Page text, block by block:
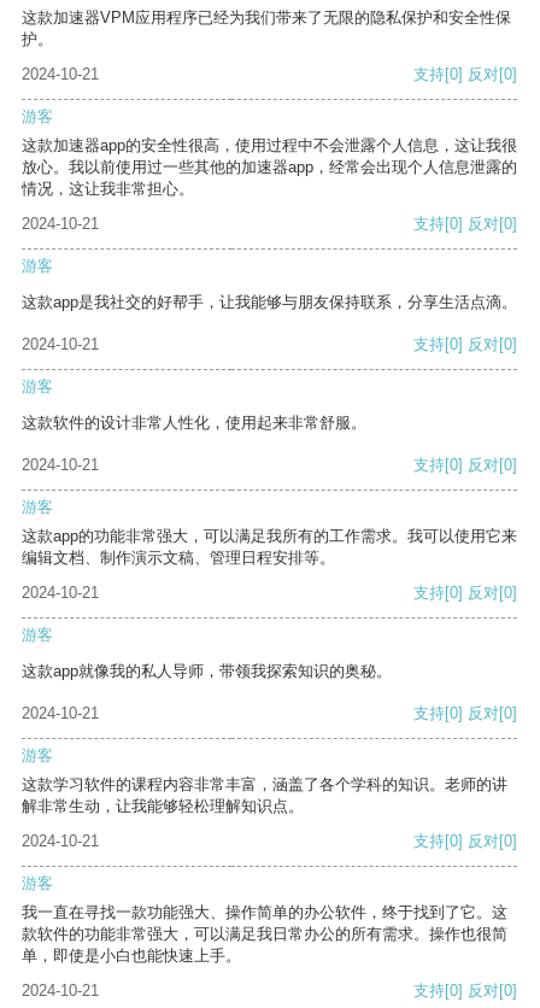
这款加速器VPM应用程序已经为我们带来了无限的隐私保护和安全性保
护。
2024-10-21
支持[0] 反对[0]
游客
这款加速器app的安全性很高，使用过程中不会泄露个人信息，这让我很
放心。我以前使用过一些其他的加速器app，经常会出现个人信息泄露的
情况，这让我非常担心。
2024-10-21
支持[0] 反对[0]
游客
这款app是我社交的好帮手，让我能够与朋友保持联系，分享生活点滴。
2024-10-21 支持[0] 反对[0]
游客
这款软件的设计非常人性化，使用起来非常舒服。
2024-10-21 支持[0] 反对[0]
游客
这款app的功能非常强大，可以满足我所有的工作需求。我可以使用它来
编辑文档、制作演示文稿、管理日程安排等。
2024-10-21
支持[0] 反对[0]
游客
这款app就像我的私人导师，带领我探索知识的奥秘。
2024-10-21 支持[0] 反对[0]
游客
这款学习软件的课程内容非常丰富，涵盖了各个学科的知识。老师的讲
解非常生动，让我能够轻松理解知识点。
2024-10-21
支持[0] 反对[0]
游客
我一直在寻找一款功能强大、操作简单的办公软件，终于找到了它。这
款软件的功能非常强大，可以满足我日常办公的所有需求。操作也很简
单，即使是小白也能快速上手。
2024-10-21
支持[0] 反对[0]